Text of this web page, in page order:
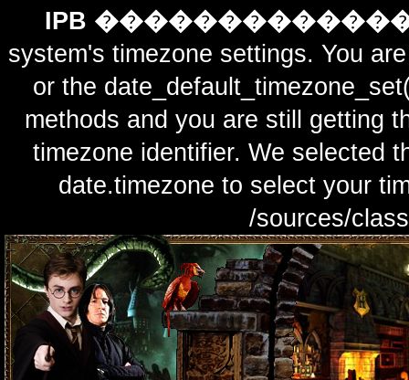
IPB
system's timezone settings. You
or the
methods and you are still getting
timezone identifier. We selected
date.timezone to select
/sources/